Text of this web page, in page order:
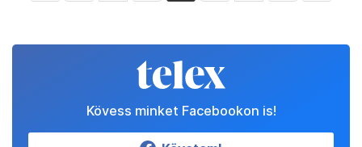
Kövess minket Facebookon is!